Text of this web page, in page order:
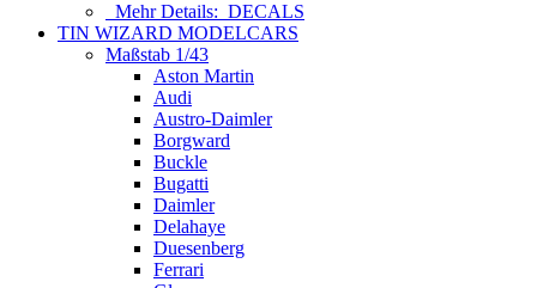
Mehr Details: DECALS
TIN WIZARD MODELCARS
Maßstab 1/43
Aston Martin
Audi
Austro-Daimler
Borgward
Buckle
Bugatti
Daimler
Delahaye
Duesenberg
Ferrari